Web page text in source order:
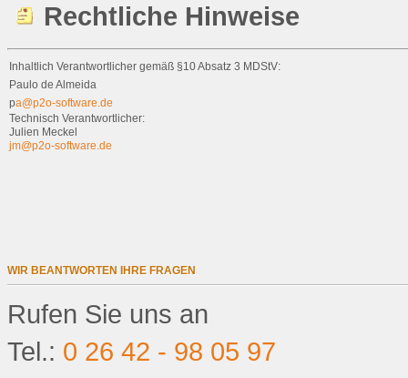
Rechtliche Hinweise
Inhaltlich Verantwortlicher gemäß §10 Absatz 3 MDStV:
Paulo de Almeida
pa@p2o-software.de
Technisch Verantwortlicher:
Julien Meckel
jm@p2o-software.de
WIR BEANTWORTEN IHRE FRAGEN
Rufen Sie uns an
Tel.: 0 26 42 - 98 05 97